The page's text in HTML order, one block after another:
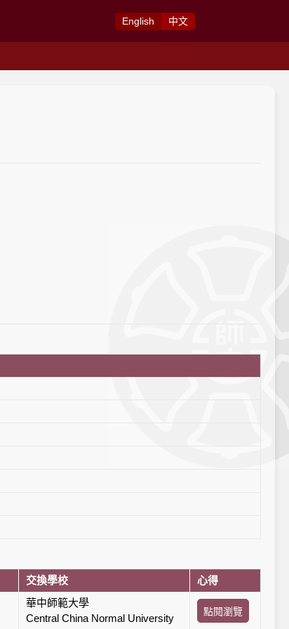
English 中文
交換學校
心得
華中師範大學
Central China Normal University
點閱瀏覽